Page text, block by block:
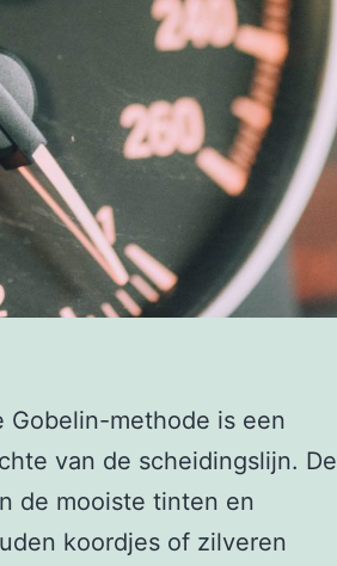
Gobelin-methode is een
van de scheidingslijn. De
de mooiste tinten en
koordjes of zilveren